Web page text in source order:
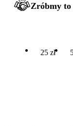
Zróbmy to
25 zł